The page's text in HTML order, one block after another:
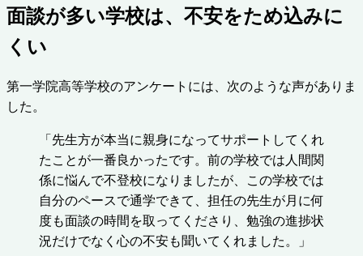
面談が多い学校は、不安をため込みに
くい
第一学院高等学校のアンケートには、次のような声がありま
した。
「先生方が本当に親身になってサポートしてくれ
たことが一番良かったです。前の学校では人間関
係に悩んで不登校になりましたが、この学校では
自分のペースで通学できて、担任の先生が月に何
度も面談の時間を取ってくださり、勉強の進捗状
況だけでなく心の不安も聞いてくれました。」